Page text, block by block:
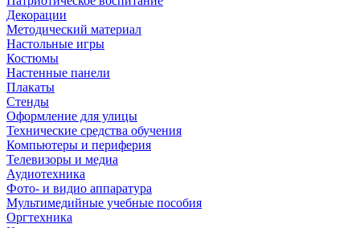
Декорации
Методический материал
Настольные игры
Костюмы
Настенные панели
Плакаты
Стенды
Оформление для улицы
Технические средства обучения
Компьютеры и периферия
Телевизоры и медиа
Аудиотехника
Фото- и видио аппаратура
Мультимедийные учебные пособия
Оргтехника